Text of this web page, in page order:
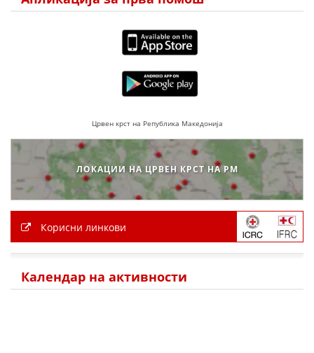
ПРИРАЧНИЦИ
ЕДУКАТИВНО ИНФОРМАТИВНИ МАТЕРИЈАЛИ
БРОШУРИ
ПРЕЗЕНТАЦИИ
Црвен крст на Република Македонија
ЛОКАЦИИ НА ЦРВЕН КРСТ НА РМ
Корисни линкови
Календар на активности